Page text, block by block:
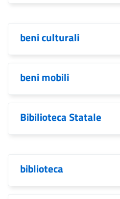
beni culturali
beni mobili
Bibilioteca Statale
biblioteca